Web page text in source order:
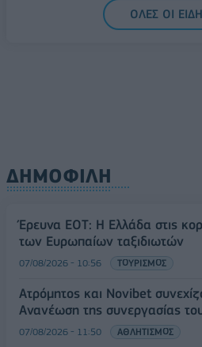
ΟΛΕΣ ΟΙ
ΔΗΜΟΦΙΛΗ
Έρευνα ΕΟΤ: Η Ελλάδα στις
των Ευρωπαίων ταξιδιωτών
07/08/2026 - 10:56 ΤΟΥΡΙΣΜΟΣ
Ατρόμητος και Novibet
Ανανέωση της συνεργασίας
07/08/2026 - 11:50 ΑΘΛΗΤΙΣΜΟΣ